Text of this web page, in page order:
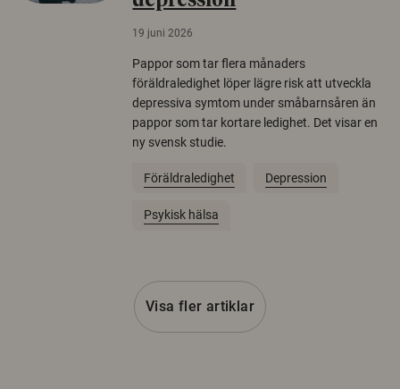
19 juni 2026
Pappor som tar flera månaders
föräldraledighet löper lägre risk att utveckla
depressiva symtom under småbarnsåren än
pappor som tar kortare ledighet. Det visar en
ny svensk studie.
Föräldraledighet Depression
Psykisk hälsa
Visa fler artiklar